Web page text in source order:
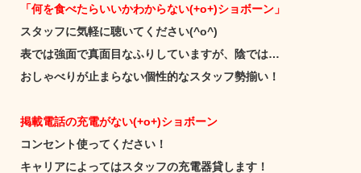
「何を食べたらいいかわからない(+o+)ショボーン」
スタッフに気軽に聴いてください(^o^)
表では強面で真面目なふりしていますが、陰では…
おしゃべりが止まらない個性的なスタッフ勢揃い！
掲載電話の充電がない(+o+)ショボーン
コンセント使ってください！
キャリアによってはスタッフの充電器貸します！